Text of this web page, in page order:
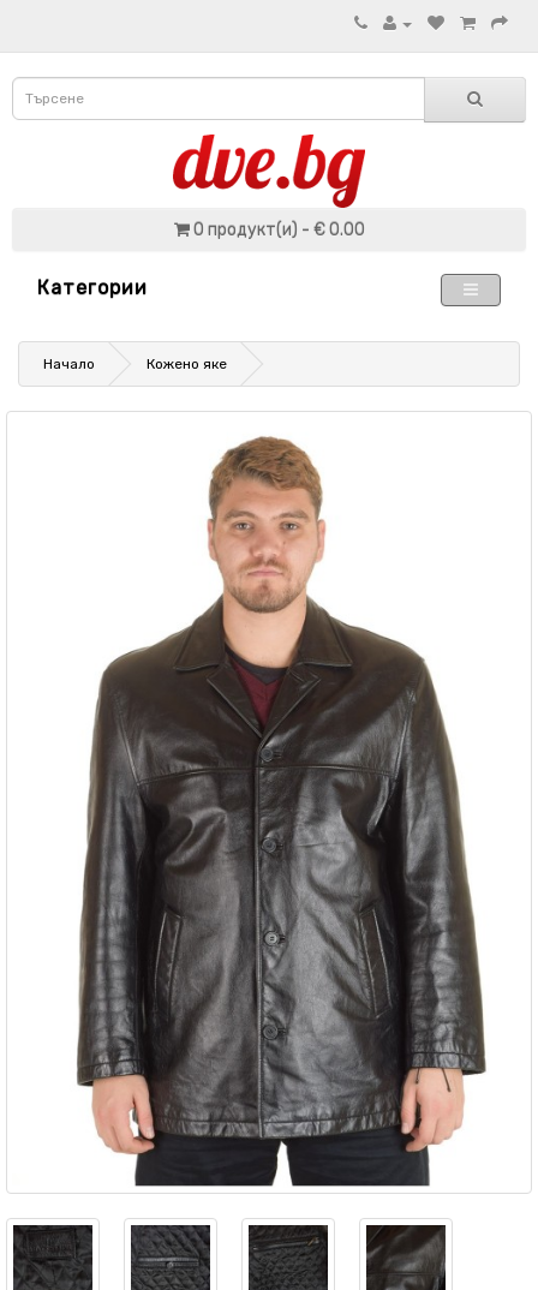
0 продукт(и) - € 0.00
Категории
Начало Кожено яке